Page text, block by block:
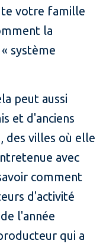
votre famille
la
système
peut aussi
et d'anciens
des villes où elle
avec
comment
d'activité
l'année
qui a